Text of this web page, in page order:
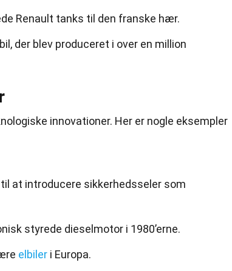
Renault tanks til den franske hær.
der blev produceret i over en million
innovationer. Her er nogle eksempler
at introducere sikkerhedsseler som
styrede dieselmotor i 1980’erne.
elbiler i Europa.